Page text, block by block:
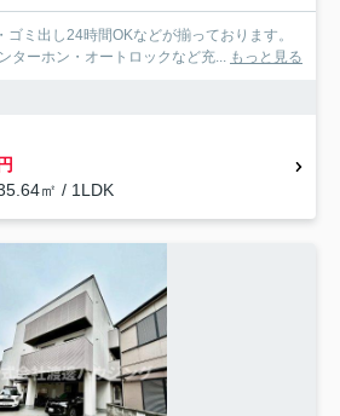
ミ出し24時間OKなどが揃っております。
ターホン・オートロックなど充... もっと見る
㎡ / 1LDK